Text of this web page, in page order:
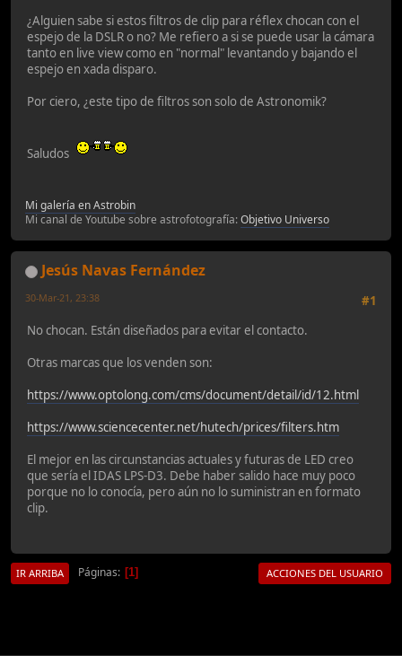
¿Alguien sabe si estos filtros de clip para réflex chocan con el
espejo de la DSLR o no? Me refiero a si se puede usar la cámara
tanto en live view como en "normal" levantando y bajando el
espejo en xada disparo.
Por ciero, ¿este tipo de filtros son solo de Astronomik?
Saludos
Mi galería en Astrobin
Mi canal de Youtube sobre astrofotografía:Objetivo Universo
Jesús Navas Fernández
#1
30-Mar-21, 23:38
No chocan. Están diseñados para evitar el contacto.
Otras marcas que los venden son:
https://www.optolong.com/cms/document/detail/id/12.html
https://www.sciencecenter.net/hutech/prices/filters.htm
El mejor en las circunstancias actuales y futuras de LED creo
que sería el IDAS LPS-D3. Debe haber salido hace muy poco
porque no lo conocía, pero aún no lo suministran en formato
clip.
IR ARRIBA Páginas 1 ACCIONES DEL USUARIO